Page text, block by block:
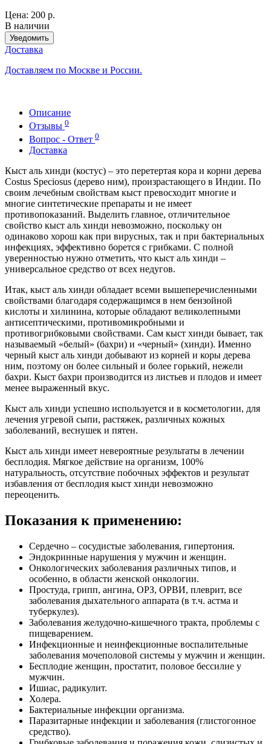
Цена: 200 р.
В наличии
Уведомить
Доставка
Доставляем по Москве и России.
Описание
Отзывы 0
Вопрос - Ответ 0
Доставка
Кыст аль хинди (костус) – это перетертая кора и корни дерева
Costus Speciosus (дерево ним), произрастающего в Индии. По
своим лечебным свойствам кыст превосходит многие и
многие синтетические препараты и не имеет
противопоказаний. Выделить главное, отличительное
свойство кыст аль хинди невозможно, поскольку он
одинаково хорош как при вирусных, так и при бактериальных
инфекциях, эффективно борется с грибками. С полной
уверенностью нужно отметить, что кыст аль хинди –
универсальное средство от всех недугов.
Итак, кыст аль хинди обладает всеми вышеперечисленными
свойствами благодаря содержащимся в нем бензойной
кислоты и хилинина, которые обладают великолепными
антисептическими, противомикробными и
противогрибковыми свойствами. Сам кыст хинди бывает, так
называемый «белый» (бахри) и «черный» (хинди). Именно
черный кыст аль хинди добывают из корней и коры дерева
ним, поэтому он более сильный и более горький, нежели
бахри. Кыст бахри производится из листьев и плодов и имеет
менее выраженный вкус.
Кыст аль хинди успешно используется и в косметологии, для
лечения угревой сыпи, растяжек, различных кожных
заболеваний, веснушек и пятен.
Кыст аль хинди имеет невероятные результаты в лечении
бесплодия. Мягкое действие на организм, 100%
натуральность, отсутствие побочных эффектов и результат
избавления от бесплодия кыст хинди невозможно
переоценить.
Показания к применению:
Сердечно – сосудистые заболевания, гипертония.
Эндокринные нарушения у мужчин и женщин.
Онкологических заболевания различных типов, и
особенно, в области женской онкологии.
Простуда, грипп, ангина, ОРЗ, ОРВИ, плеврит, все
заболевания дыхательного аппарата (в т.ч. астма и
туберкулез).
Заболевания желудочно-кишечного тракта, проблемы с
пищеварением.
Инфекционные и неинфекционные воспалительные
заболевания мочеполовой системы у мужчин и женщин.
Бесплодие женщин, простатит, половое бессилие у
мужчин.
Ишиас, радикулит.
Холера.
Бактериальные инфекции организма.
Паразитарные инфекции и заболевания (глистогонное
средство).